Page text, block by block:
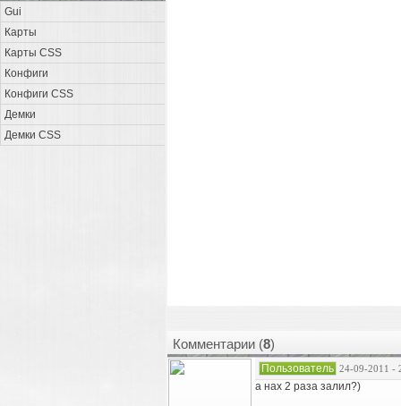
Gui
Карты
Карты CSS
Конфиги
Конфиги CSS
Демки
Демки CSS
Комментарии (8)
Пользователь 24-09-2011 -
а нах 2 раза залил?)